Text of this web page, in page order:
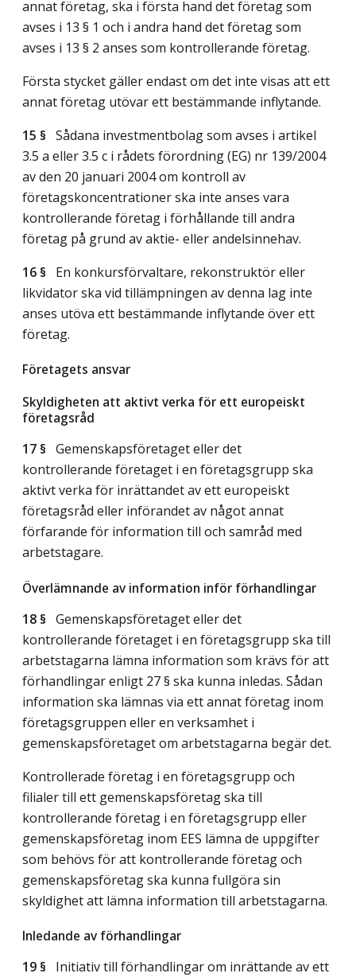
annat företag, ska i första hand det företag som
avses i 13 § 1 och i andra hand det företag som
avses i 13 § 2 anses som kontrollerande företag.
Första stycket gäller endast om det inte visas att ett
annat företag utövar ett bestämmande inflytande.
15 § Sådana investmentbolag som avses i artikel
3.5 a eller 3.5 c i rådets förordning (EG) nr 139/2004
av den 20 januari 2004 om kontroll av
företagskoncentrationer ska inte anses vara
kontrollerande företag i förhållande till andra
företag på grund av aktie- eller andelsinnehav.
16 § En konkursförvaltare, rekonstruktör eller
likvidator ska vid tillämpningen av denna lag inte
anses utöva ett bestämmande inflytande över ett
företag.
Företagets ansvar
Skyldigheten att aktivt verka för ett europeiskt
företagsråd
17 § Gemenskapsföretaget eller det
kontrollerande företaget i en företagsgrupp ska
aktivt verka för inrättandet av ett europeiskt
företagsråd eller införandet av något annat
förfarande för information till och samråd med
arbetstagare.
Överlämnande av information inför förhandlingar
18 § Gemenskapsföretaget eller det
kontrollerande företaget i en företagsgrupp ska till
arbetstagarna lämna information som krävs för att
förhandlingar enligt 27 § ska kunna inledas. Sådan
information ska lämnas via ett annat företag inom
företagsgruppen eller en verksamhet i
gemenskapsföretaget om arbetstagarna begär det.
Kontrollerade företag i en företagsgrupp och
filialer till ett gemenskapsföretag ska till
kontrollerande företag i en företagsgrupp eller
gemenskapsföretag inom EES lämna de uppgifter
som behövs för att kontrollerande företag och
gemenskapsföretag ska kunna fullgöra sin
skyldighet att lämna information till arbetstagarna.
Inledande av förhandlingar
19 § Initiativ till förhandlingar om inrättande av ett